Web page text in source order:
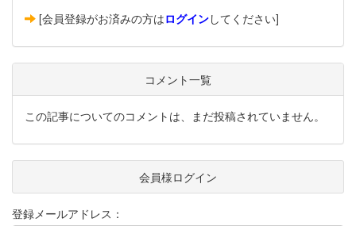
[会員登録がお済みの方はログインしてください]
コメント一覧
この記事についてのコメントは、まだ投稿されていません。
会員様ログイン
登録メールアドレス：